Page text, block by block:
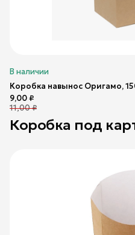
В наличии
Коробка навынос Оригамо,
9,00₽
11,00₽
Коробка под